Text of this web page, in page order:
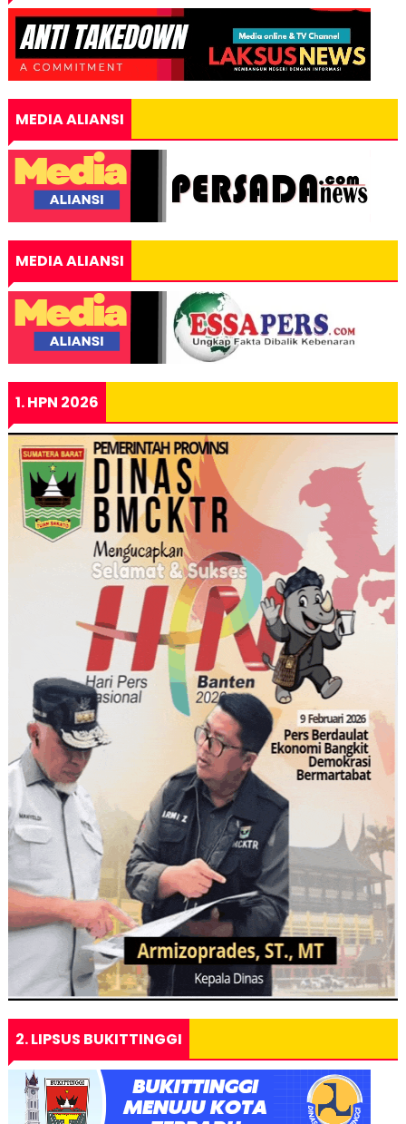
MEDIA ALIANSI
MEDIA ALIANSI
1. HPN 2026
2. LIPSUS BUKITTINGGI